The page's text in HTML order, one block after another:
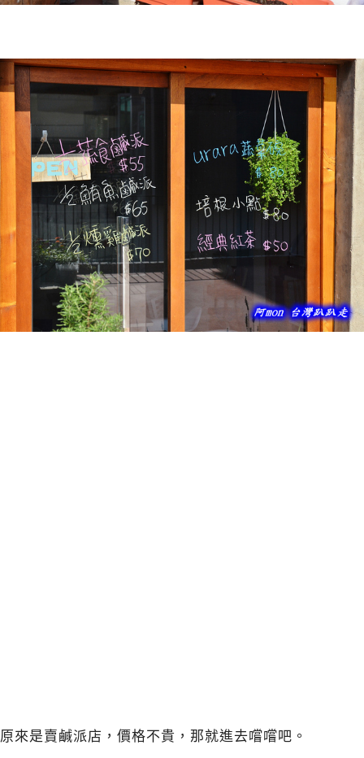
原來是賣鹹派店，價格不貴，那就進去嚐嚐吧。